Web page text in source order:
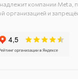
компании Meta,
организацией и